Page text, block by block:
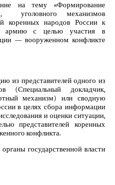
на тему «Формирование
уголовного механизмов
коренных народов России к
армию с целью участия в
— вооруженном конфликте
из представителей одного из
(Специальный докладчик,
механизм) или сводную
в целях сбора информации
и оценки ситуации,
представителей коренных
конфликта.
государственной власти